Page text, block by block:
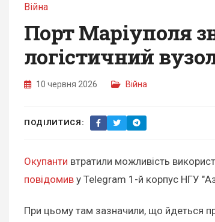
Війна
Порт Маріуполя
логістичний
10 червня 2026 Війна
ПОДІЛИТИСЯ:
Окупанти втратили можливість
повідомив у Telegram 1-й корпус НГУ
При цьому там зазначили, що йдеться